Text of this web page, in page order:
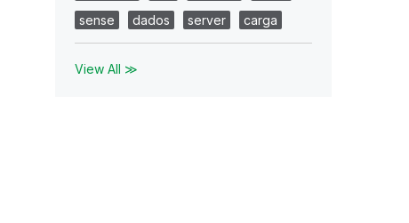
sense
dados server carga
View All ≫